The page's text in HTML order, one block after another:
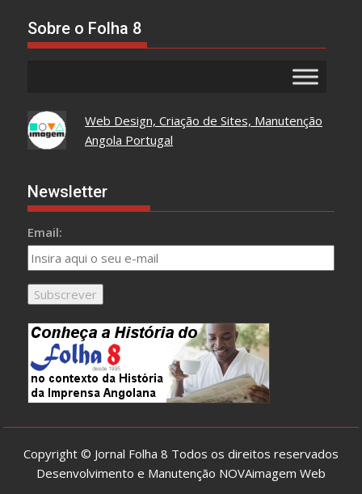
Sobre o Folha 8
Web Design, Criação de Sites, Manutenção
Angola Portugal
Newsletter
Email:
Copyright © Jornal Folha 8 Todos os direitos reservados
Desenvolvimento e Manutenção NOVAimagem Web